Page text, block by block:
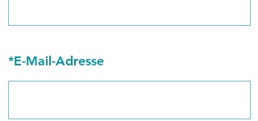
*E-Mail-Adresse